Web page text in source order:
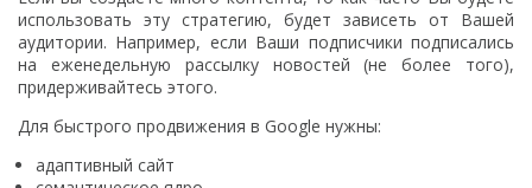
использовать эту стратегию, будет зависеть от Вашей
аудитории. Например, если Ваши подписчики подписались
на еженедельную рассылку новостей (не более того),
придерживайтесь этого.
Для быстрого продвижения в Google нужны:
адаптивный сайт